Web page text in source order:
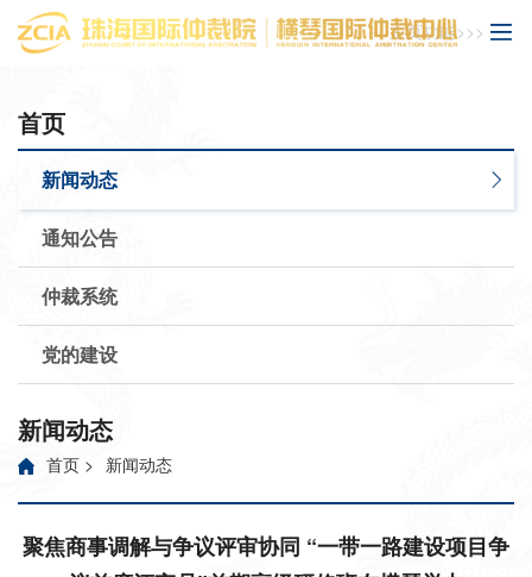
主页功能>>>
首页
新闻动态
通知公告
仲裁系统
党的建设
新闻动态
首页 > 新闻动态
聚焦商事调解与争议评审协同 “一带一路建设项目争